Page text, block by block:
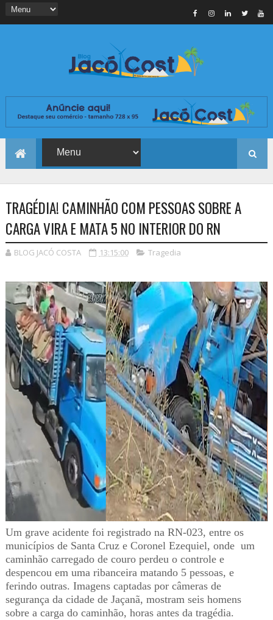
TRAGÉDIA! CAMINHÃO COM PESSOAS SOBRE A
CARGA VIRA E MATA 5 NO INTERIOR DO RN
BLOG JACÓ COSTA 13:15:00 Tragedia
Um grave acidente foi registrado na RN-023, entre os
municípios de Santa Cruz e Coronel Ezequiel, onde um
caminhão carregado de couro perdeu o controle e
despencou em uma ribanceira matando 5 pessoas, e
ferindo outras. Imagens captadas por câmeras de
segurança da cidade de Jaçanã, mostram seis homens
sobre a carga do caminhão, horas antes da tragédia.